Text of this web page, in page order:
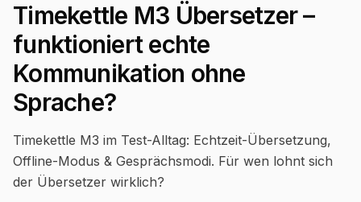
Timekettle M3 Übersetzer –
funktioniert echte
Kommunikation ohne
Sprache?
Timekettle M3 im Test-Alltag: Echtzeit-Übersetzung,
Offline-Modus & Gesprächsmodi. Für wen lohnt sich
der Übersetzer wirklich?